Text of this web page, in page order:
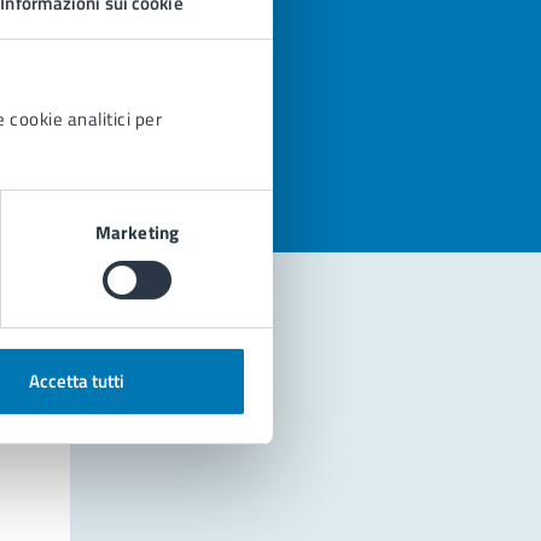
cookie analitici per
Marketing
Accetta tutti